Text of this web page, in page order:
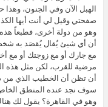
الهبل الآن وفي الجنون،
صفحتي وقيل لي أنت أيها
وهو من دولة أخرى، فطبعاً
أن أي شيئ يُقال يُقصَد به
مع جارك أو مع زوجتك أو مع
مرضية للقرب، لكن مثل هذه
أن تظن أن الخطيب الذي من
سوف نجد عنده المنطق